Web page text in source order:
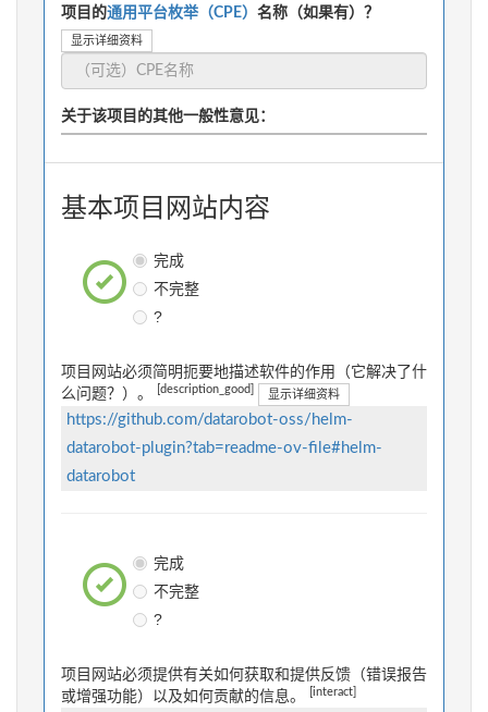
项目的通用平台枚举（CPE） 名称（如果有）？
显示详细资料
关于该项目的其他一般性意见：
基本项目网站内容
完成
不完整
?
项目网站必须简明扼要地描述软件的作用（它解决了什
么问题？）。
[description_good] 显示详细资料
https://github.com/datarobot-oss/helm-
datarobot-plugin?tab=readme-ov-file#helm-
datarobot
完成
不完整
?
项目网站必须提供有关如何获取和提供反馈（错误报告
或增强功能）以及如何贡献的信息。
[interact]